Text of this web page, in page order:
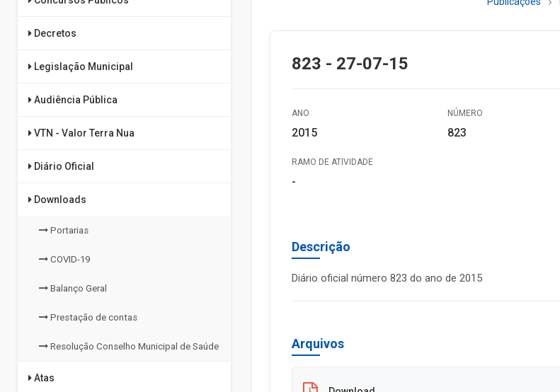
Decretos
Legislação Municipal
Audiência Pública
VTN - Valor Terra Nua
Diário Oficial
Downloads
Portarias
COVID-19
Balanço Geral
Prestação de contas
Resolução Conselho Municipal de Saúde
Atas
823 - 27-07-15
ANO
2015
NÚMERO
823
RAMO DE ATIVIDADE
-
Descrição
Diário oficial número 823 do ano de 2015
Arquivos